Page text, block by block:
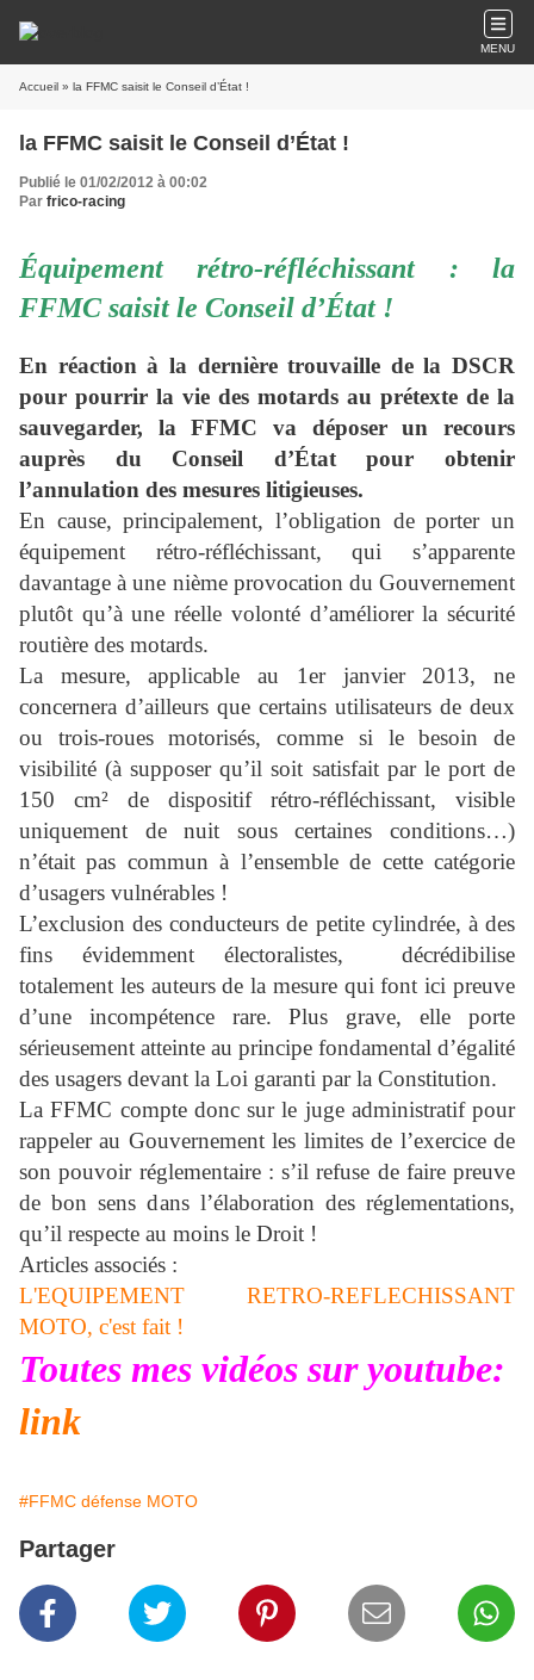
MENU
Accueil » la FFMC saisit le Conseil d’État !
la FFMC saisit le Conseil d’État !
Publié le 01/02/2012 à 00:02
Par frico-racing
Équipement rétro-réfléchissant : la
FFMC saisit le Conseil d’État !
En réaction à la dernière trouvaille de la DSCR
pour pourrir la vie des motards au prétexte de la
sauvegarder, la FFMC va déposer un recours
auprès du Conseil d’État pour obtenir
l’annulation des mesures litigieuses.
En cause, principalement, l’obligation de porter un
équipement rétro-réfléchissant, qui s’apparente
davantage à une nième provocation du Gouvernement
plutôt qu’à une réelle volonté d’améliorer la sécurité
routière des motards.
La mesure, applicable au 1er janvier 2013, ne
concernera d’ailleurs que certains utilisateurs de deux
ou trois-roues motorisés, comme si le besoin de
visibilité (à supposer qu’il soit satisfait par le port de
150 cm² de dispositif rétro-réfléchissant, visible
uniquement de nuit sous certaines conditions…)
n’était pas commun à l’ensemble de cette catégorie
d’usagers vulnérables !
L’exclusion des conducteurs de petite cylindrée, à des
fins évidemment électoralistes, décrédibilise
totalement les auteurs de la mesure qui font ici preuve
d’une incompétence rare. Plus grave, elle porte
sérieusement atteinte au principe fondamental d’égalité
des usagers devant la Loi garanti par la Constitution.
La FFMC compte donc sur le juge administratif pour
rappeler au Gouvernement les limites de l’exercice de
son pouvoir réglementaire : s’il refuse de faire preuve
de bon sens dans l’élaboration des réglementations,
qu’il respecte au moins le Droit !
Articles associés :
L'EQUIPEMENT RETRO-REFLECHISSANT
MOTO, c'est fait !
Toutes mes vidéos sur youtube:
link
#FFMC défense MOTO
Partager